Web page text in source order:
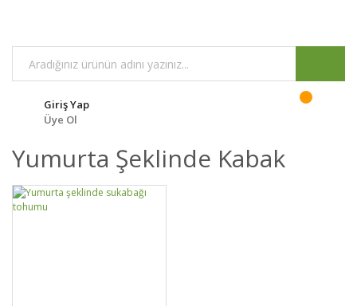
Giriş Yap
Üye Ol
Yumurta Şeklinde Kabak